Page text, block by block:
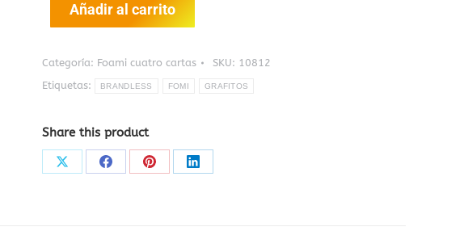
Añadir al carrito
Categoría: Foami cuatro cartas SKU: 10812
Etiquetas:
BRANDLESS FOMI GRAFITOS
Share this product
Share Share Share Share